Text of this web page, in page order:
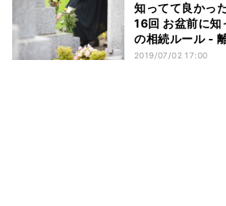
知ってて良かっ
16回 お盆前に知
の相続ルール -
も
2019/07/02 17:00